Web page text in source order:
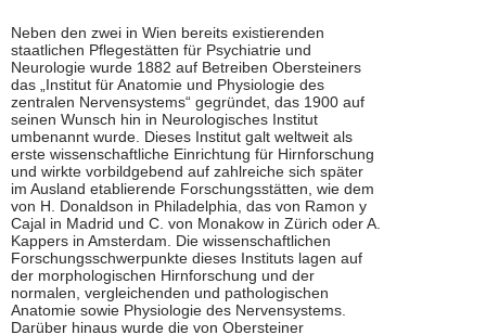
Neben den zwei in Wien bereits existierenden
staatlichen Pflegestätten für Psychiatrie und
Neurologie wurde 1882 auf Betreiben Obersteiners
das „Institut für Anatomie und Physiologie des
zentralen Nervensystems“ gegründet, das 1900 auf
seinen Wunsch hin in Neurologisches Institut
umbenannt wurde. Dieses Institut galt weltweit als
erste wissenschaftliche Einrichtung für Hirnforschung
und wirkte vorbildgebend auf zahlreiche sich später
im Ausland etablierende Forschungsstätten, wie dem
von H. Donaldson in Philadelphia, das von Ramon y
Cajal in Madrid und C. von Monakow in Zürich oder A.
Kappers in Amsterdam. Die wissenschaftlichen
Forschungsschwerpunkte dieses Instituts lagen auf
der morphologischen Hirnforschung und der
normalen, vergleichenden und pathologischen
Anatomie sowie Physiologie des Nervensystems.
Darüber hinaus wurde die von Obersteiner